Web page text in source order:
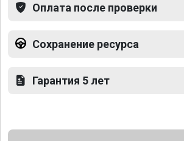
Оплата после проверки
Сохранение ресурса
Гарантия 5 лет